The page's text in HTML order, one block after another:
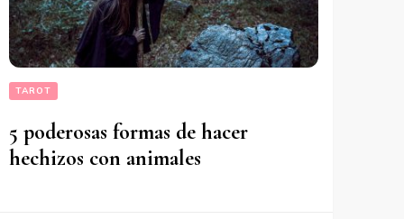
TAROT
5 poderosas formas de hacer
hechizos con animales‍